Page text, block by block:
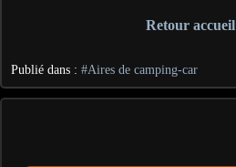
Retour accueil
Publié dans : #Aires de camping-car